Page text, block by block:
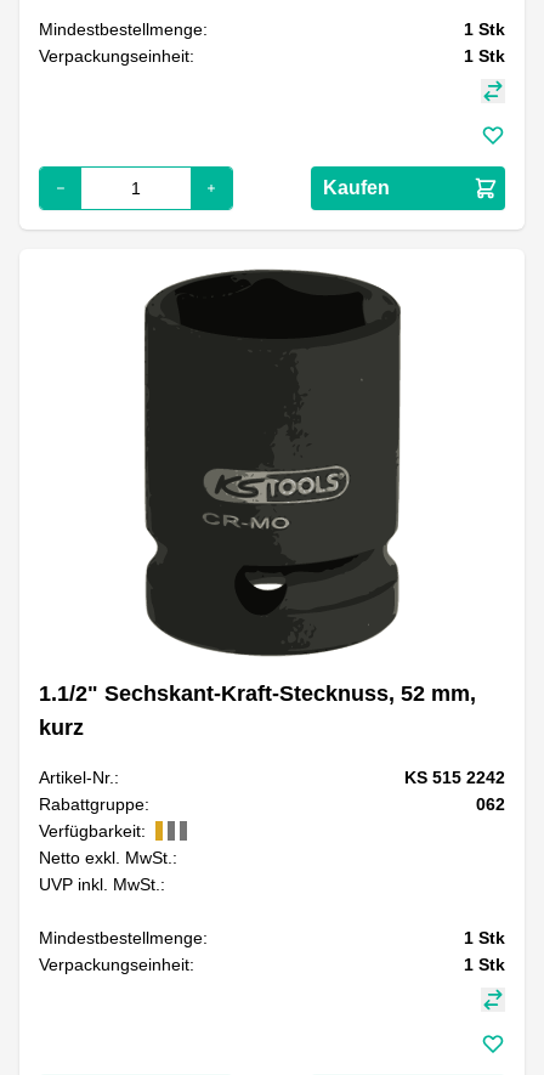
Mindestbestellmenge: 1 Stk
Verpackungseinheit:
1 Stk
Kaufen
1.1/2" Sechskant-Kraft-Stecknuss, 52 mm,
kurz
Artikel-Nr.:
KS 515 2242
Rabattgruppe:
062
Verfügbarkeit:
Netto exkl. MwSt.:
UVP inkl. MwSt.:
Mindestbestellmenge: 1 Stk
Verpackungseinheit:
1 Stk